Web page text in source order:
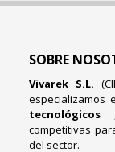
SOBRE
Vivarek S.L.
especializamos
tecnológicos
competitivas
del sector.